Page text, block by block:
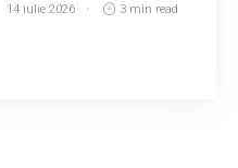
14 iulie 2026 3 min read